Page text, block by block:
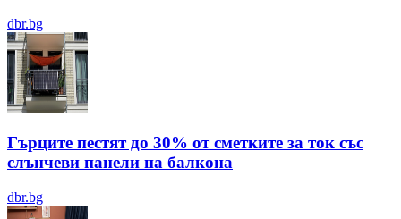
dbr.bg
Гърците пестят до 30% от сметките за ток със
слънчеви панели на балкона
dbr.bg